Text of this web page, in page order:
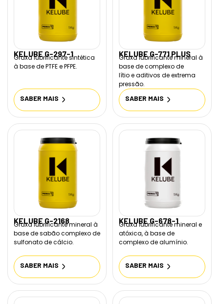
KELUBE G-297-1
Graxa lubrificante sintética
à base de PTFE e PFPE.
SABER MAIS
KELUBE G-771 PLUS
Graxa lubrificante mineral à
base de complexo de
lítio e aditivos de extrema
pressão.
SABER MAIS
KELUBE G-2168
Graxa lubrificante mineral à
base de sabão complexo de
sulfonato de cálcio.
SABER MAIS
KELUBE G-678-1
Graxa lubrificante mineral e
atóxica, à base de
complexo de alumínio.
SABER MAIS